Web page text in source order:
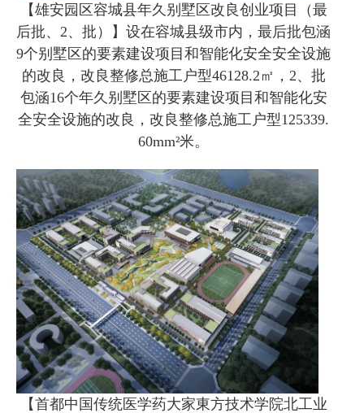
【雄安园区容城县年久别墅区改良创业项目（最
后批、2、批）】设在容城县级市内，最后批包涵
9个别墅区的要素建设项目和智能化安全安全设施
的改良，改良整修总施工户型46128.2㎡，2、批
包涵16个年久别墅区的要素建设项目和智能化安
全安全设施的改良，改良整修总施工户型125339.
60mm²米。
【首都中国传统医学药大家東方技术学院北工业